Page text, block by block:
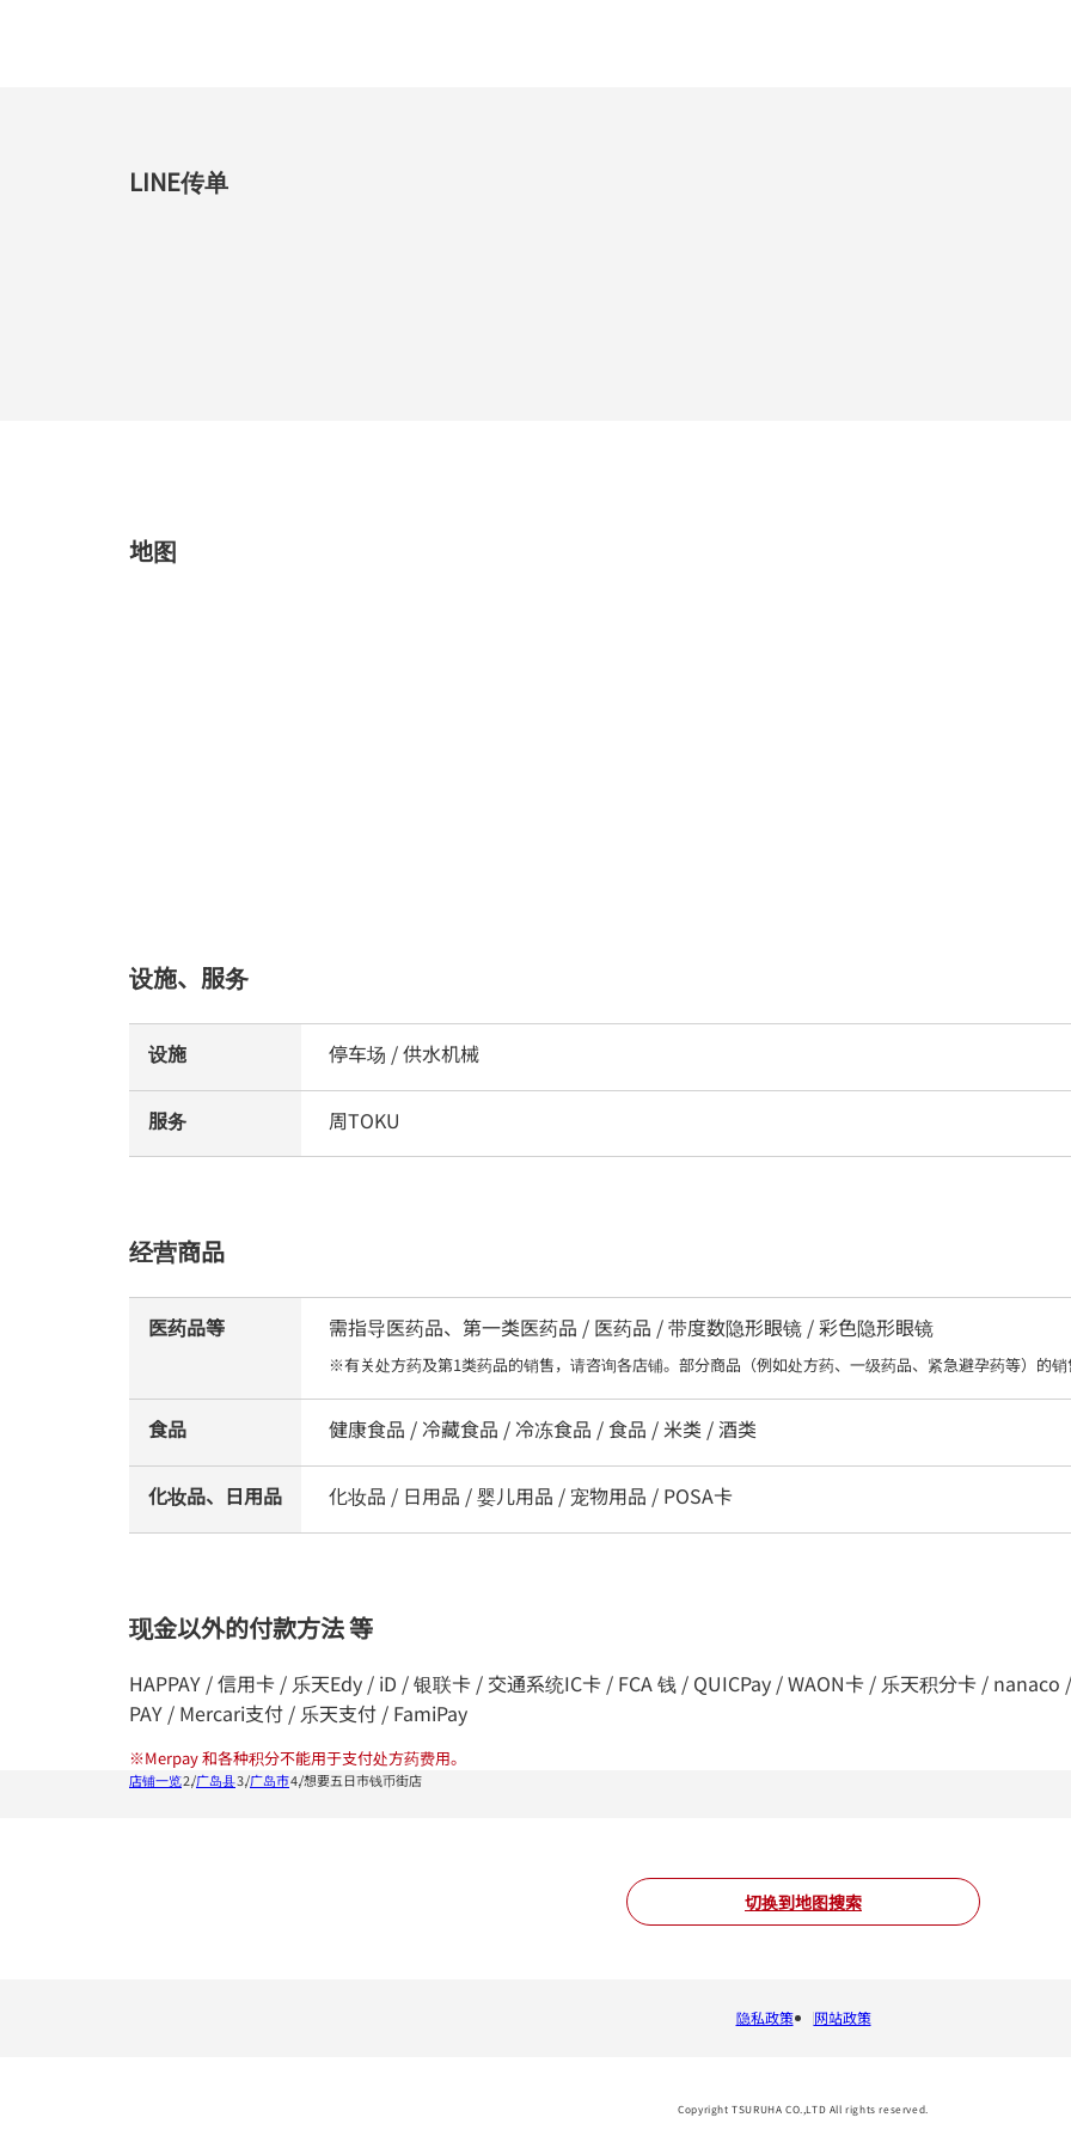
LINE传单
地图
设施、服务
设施 停车场 / 供水机械
服务 周TOKU
经营商品
医药品等 需指导医药品、第一类医药品 / 医药品 / 带度数隐形眼镜 / 彩色隐形眼镜
※有关处方药及第1类药品的销售，请咨询各店铺。部分商品（例如处方药、一级药品、紧急避孕药等）的销
食品 健康食品 / 冷藏食品 / 冷冻食品 / 食品 / 米类 / 酒类
化妆品、日用品 化妆品 / 日用品 / 婴儿用品 / 宠物用品 / POSA卡
现金以外的付款方法 等
HAPPAY / 信用卡 / 乐天Edy / iD / 银联卡 / 交通系统IC卡 / FCA 钱 / QUICPay / WAON卡 / 乐天积分卡 /
PAY / Mercari支付 / 乐天支付 / FamiPay
※Merpay 和各种积分不能用于支付处方药费用。
切换到地图搜索
店铺一览 广岛县 广岛市 想要五日市钱币街店
隐私政策 网站政策
Copyright TSURUHA CO.,LTD All rights reserved.